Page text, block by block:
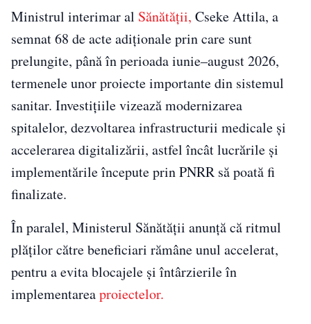
Ministrul interimar al Sănătății, Cseke Attila, a
semnat 68 de acte adiționale prin care sunt
prelungite, până în perioada iunie–august 2026,
termenele unor proiecte importante din sistemul
sanitar. Investițiile vizează modernizarea
spitalelor, dezvoltarea infrastructurii medicale și
accelerarea digitalizării, astfel încât lucrările și
implementările începute prin PNRR să poată fi
finalizate.
În paralel, Ministerul Sănătății anunță că ritmul
plăților către beneficiari rămâne unul accelerat,
pentru a evita blocajele și întârzierile în
implementareaproiectelor.